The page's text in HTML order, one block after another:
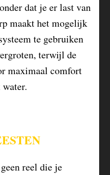
dat je er last van
maakt het mogelijk
te gebruiken
terwijl de
maximaal comfort
water.
reel die je